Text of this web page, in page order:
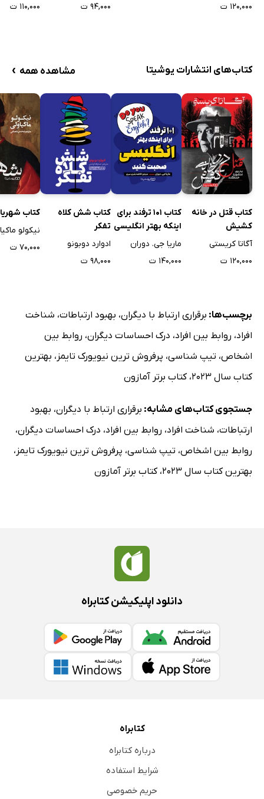
۱۲۰,۰۰۰ ت
۹۴,۰۰۰ ت
۱۱۰,۰۰۰ ت
کتاب‌های انتشارات یوشیتا مشاهده همه ›
کتاب قتل در خانه
کشیش
آگاتا کریستی
۱۲۰,۰۰۰ ت
کتاب 101 ترفند برای
اینکه بهتر انگلیسی
صحبت کنید
ماریا جی. دوران
۱۴۰,۰۰۰ ت
کتاب شش کلاه
تفکر
ادوارد دوبونو
۹۸,۰۰۰ ت
کتاب
نیکولو
۷۰,۰۰۰ ت
برچسب‌ها: برقراری ارتباط با دیگران، بهبود ارتباطات، شناخت
افراد، روابط بین افراد، درک احساسات دیگران، روابط بین
اشخاص، تیپ شناسی، پرفروش ترین نیویورک تایمز ، بهترین
کتاب سال 2023
،کتاب برتر آمازون
جستجوی کتاب‌های مشابه: برقراری ارتباط با دیگران، بهبود
ارتباطات، شناخت افراد، روابط بین افراد، درک احساسات دیگران،
روابط بین اشخاص، تیپ شناسی، پرفروش ترین نیویورک تایمز ،
بهترین کتاب سال 2023
،کتاب برتر آمازون
دانلود اپلیکیشن کتابراه
کتابراه
درباره کتابراه
شرایط استفاده
حریم خصوصی